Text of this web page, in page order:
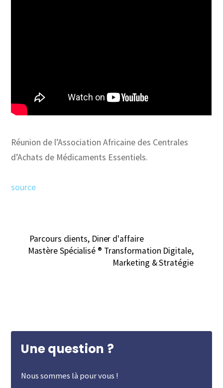
Réunion de l’Association Africaine des Centrales
d’Achats de Médicaments Essentiels.
source
Parcours clients, Diner d'affaire
Mastère Spécialisé ® Transformation Digitale,
Marketing & Stratégie
Une question ?
Nous sommes là pour vous !